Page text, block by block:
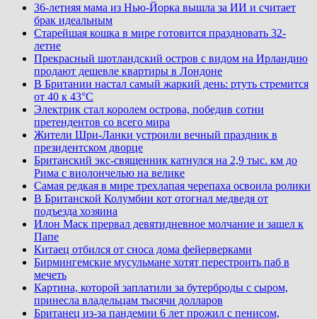
36-летняя мама из Нью-Йорка вышла за ИИ и считает
брак идеальным
Старейшая кошка в мире готовится праздновать 32-
летие
Прекрасный шотландский остров с видом на Ирландию
продают дешевле квартиры в Лондоне
В Британии настал самый жаркий день: ртуть стремится
от 40 к 43°C
Электрик стал королем острова, победив сотни
претендентов со всего мира
Жители Шри-Ланки устроили вечный праздник в
президентском дворце
Британский экс-священник катнулся на 2,9 тыс. км до
Рима с виолончелью на велике
Самая редкая в мире трехлапая черепаха освоила ролики
В Британской Колумбии кот отогнал медведя от
подъезда хозяина
Илон Маск прервал девятидневное молчание и зашел к
Папе
Китаец отбился от сноса дома фейерверками
Бирмингемские мусульмане хотят перестроить паб в
мечеть
Картина, которой заплатили за бутерброды с сыром,
принесла владельцам тысячи долларов
Британец из-за пандемии 6 лет прожил с пенисом,